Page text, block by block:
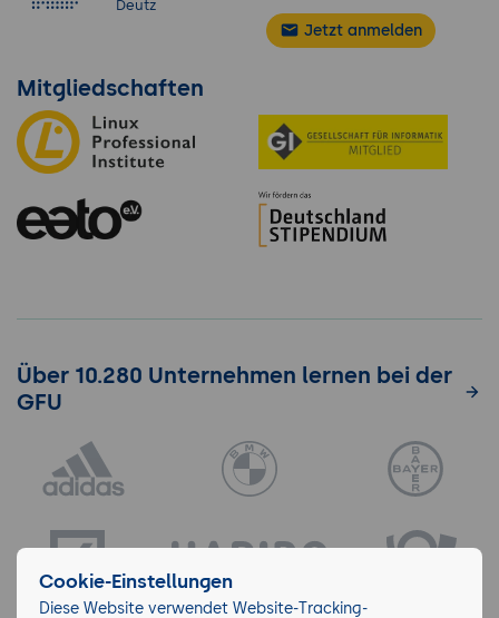
Deutz
Jetzt anmelden
Mitgliedschaften
Über 10.280 Unternehmen lernen bei der
GFU
Cookie-Einstellungen
Diese Website verwendet Website-Tracking-